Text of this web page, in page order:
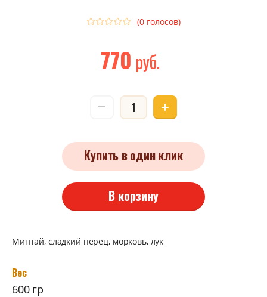
(0 голосов)
770 руб.
Купить в один клик
В корзину
Минтай, сладкий перец, морковь, лук
Вес
600 гр